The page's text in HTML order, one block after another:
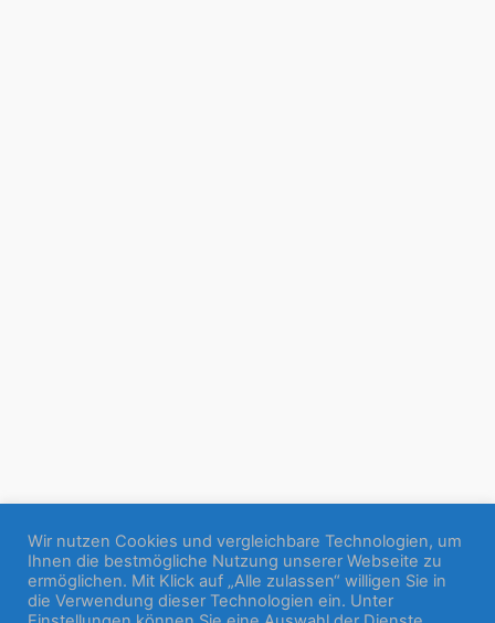
Wir nutzen Cookies und vergleichbare Technologien, um
Ihnen die bestmögliche Nutzung unserer Webseite zu
ermöglichen. Mit Klick auf „Alle zulassen“ willigen Sie in
die Verwendung dieser Technologien ein. Unter